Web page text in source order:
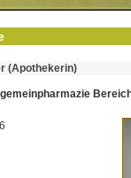
(Apothekerin)